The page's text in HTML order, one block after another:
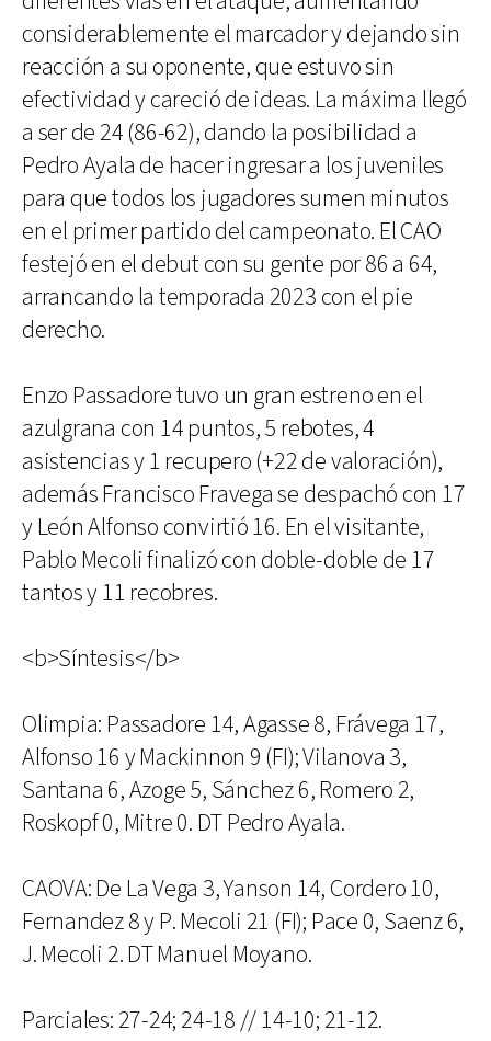
considerablemente el marcador y dejando sin
reacción a su oponente, que estuvo sin
efectividad y careció de ideas. La máxima llegó
a ser de 24 (86-62), dando la posibilidad a
Pedro Ayala de hacer ingresar a los juveniles
para que todos los jugadores sumen minutos
en el primer partido del campeonato. El CAO
festejó en el debut con su gente por 86 a 64,
arrancando la temporada 2023 con el pie
derecho.
Enzo Passadore tuvo un gran estreno en el
azulgrana con 14 puntos, 5 rebotes, 4
asistencias y 1 recupero (+22 de valoración),
además Francisco Fravega se despachó con 17
y León Alfonso convirtió 16. En el visitante,
Pablo Mecoli finalizó con doble-doble de 17
tantos y 11 recobres.
<b>Síntesis</b>
Olimpia: Passadore 14, Agasse 8, Frávega 17,
Alfonso 16 y Mackinnon 9 (FI); Vilanova 3,
Santana 6, Azoge 5, Sánchez 6, Romero 2,
Roskopf 0, Mitre 0. DT Pedro Ayala.
CAOVA: De La Vega 3, Yanson 14, Cordero 10,
Fernandez 8 y P. Mecoli 21 (FI); Pace 0, Saenz 6,
J. Mecoli 2. DT Manuel Moyano.
Parciales: 27-24; 24-18 // 14-10; 21-12.